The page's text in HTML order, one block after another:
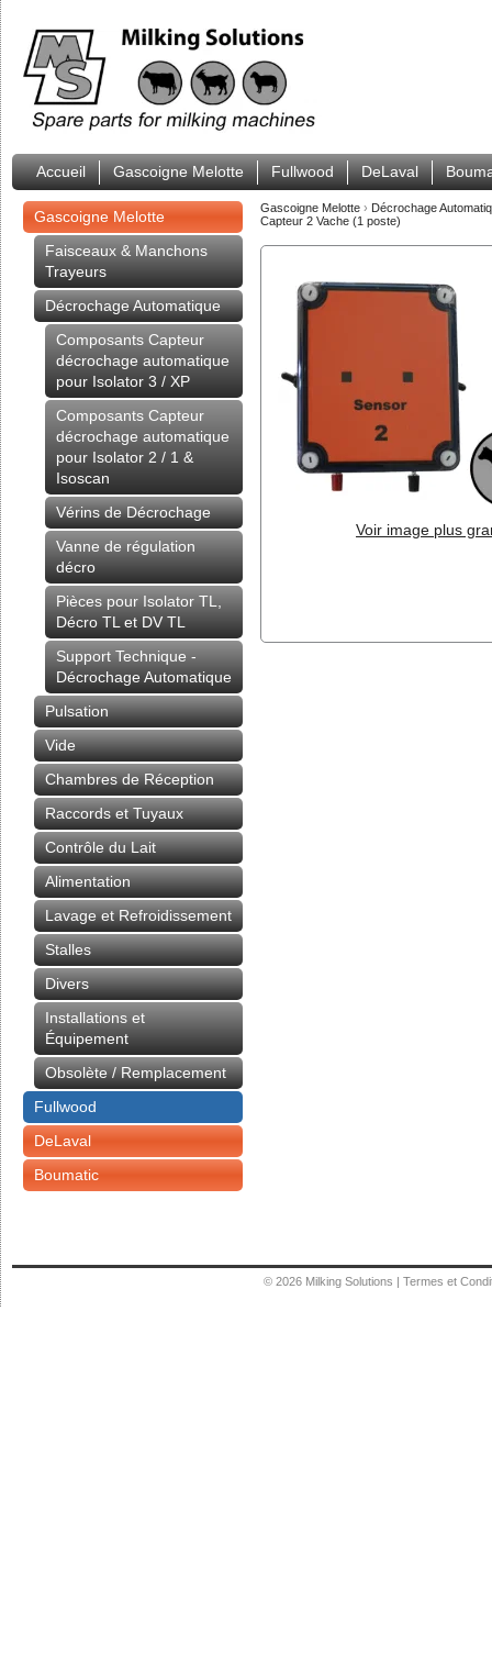
Accueil Gascoigne Melotte Fullwood DeLaval
Gascoigne Melotte
Faisceaux & Manchons
Trayeurs
Décrochage Automatique
Composants Capteur
décrochage automatique
pour Isolator 3 / XP
Composants Capteur
décrochage automatique
pour Isolator 2 / 1 &
Isoscan
Vérins de Décrochage
Vanne de régulation
décro
Pièces pour Isolator TL,
Décro TL et DV TL
Support Technique -
Décrochage Automatique
Pulsation
Vide
Chambres de Réception
Raccords et Tuyaux
Contrôle du Lait
Alimentation
Lavage et Refroidissement
Stalles
Divers
Installations et
Équipement
Obsolète / Remplacement
Fullwood
DeLaval
Boumatic
Gascoigne Melotte › Décrochage
Capteur 2 Vache (1 poste)
Voir image plus
© 2026 Milking Solutions | Termes et